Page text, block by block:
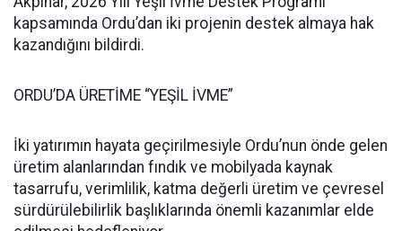
kapsamında Ordu’dan iki projenin destek almaya hak
kazandığını bildirdi.
ORDU’DA ÜRETİME “YEŞİL İVME”
İki yatırımın hayata geçirilmesiyle Ordu’nun önde gelen
üretim alanlarından fındık ve mobilyada kaynak
tasarrufu, verimlilik, katma değerli üretim ve çevresel
sürdürülebilirlik başlıklarında önemli kazanımlar elde